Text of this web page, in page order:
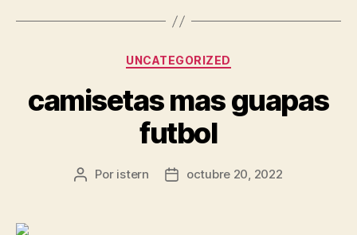
Categorías
UNCATEGORIZED
camisetas mas guapas
futbol
Autor
Por istern
Fechaoctubre 20, 2022